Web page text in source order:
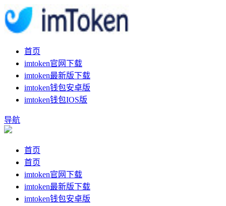
首页
imtoken官网下载
imtoken最新版下载
imtoken钱包安卓版
imtoken钱包IOS版
导航
首页
首页
imtoken官网下载
imtoken最新版下载
imtoken钱包安卓版